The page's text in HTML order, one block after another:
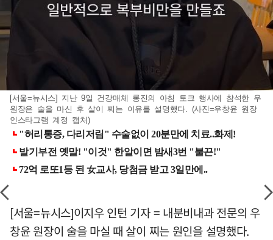
[서울=뉴시스] 지난 9일 건강매체 롱진의 아침 토크 행사에 참석한 우
원장은 술을 마신 후 살이 찌는 이유를 설명했다. (사진=우창윤 원장
인스타그램 계정 캡처)
[서울=뉴시스]이지우 인턴 기자 = 내분비내과 전문의 우
창윤 원장이 술을 마실 때 살이 찌는 원인을 설명했다.